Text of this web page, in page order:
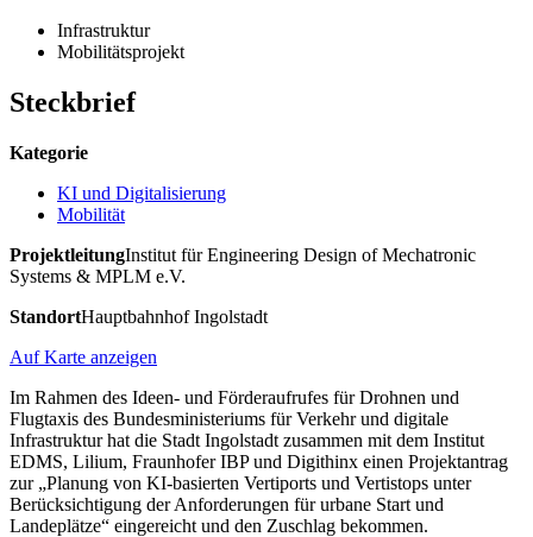
Infrastruktur
Mobilitätsprojekt
Steckbrief
Kategorie
KI und Digitalisierung
Mobilität
ProjektleitungInstitut für Engineering Design of Mechatronic
Systems & MPLM e.V.
StandortHauptbahnhof Ingolstadt
Auf Karte anzeigen
Im Rahmen des Ideen- und Förderaufrufes für Drohnen und
Flugtaxis des Bundesministeriums für Verkehr und digitale
Infrastruktur hat die Stadt Ingolstadt zusammen mit dem Institut
EDMS, Lilium, Fraunhofer IBP und Digithinx einen Projektantrag
zur „Planung von KI-basierten Vertiports und Vertistops unter
Berücksichtigung der Anforderungen für urbane Start und
Landeplätze“ eingereicht und den Zuschlag bekommen.